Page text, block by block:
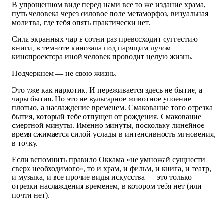
В упрощенном виде перед нами все то же издание храма,
путь человека через силовое поле метаморфоз, визуальная
молитва, где тебя опять практически нет.
Сила экранных чар в сотни раз превосходит суггестию
книги, в темноте кинозала под парящим лучом
кинопроектора иной человек проводит целую жизнь.
Подчеркнем — не свою жизнь.
Это уже как наркотик. И переживается здесь не бытие, а
чары бытия. Но это не вульгарное животное упоение
плотью, а наслаждение временем. Смакование того отрезка
бытия, который тебе отпущен от рождения. Смакование
смертной минуты. Именно минуты, поскольку линейное
время сжимается силой услады в интенсивность мгновения,
в точку.
Если вспомнить правило Оккама «не умножай сущности
сверх необходимого», то и храм, и фильм, и книга, и театр,
и музыка, и все прочие виды искусства — это только
отрезки наслаждения временем, в котором тебя нет (или
почти нет).